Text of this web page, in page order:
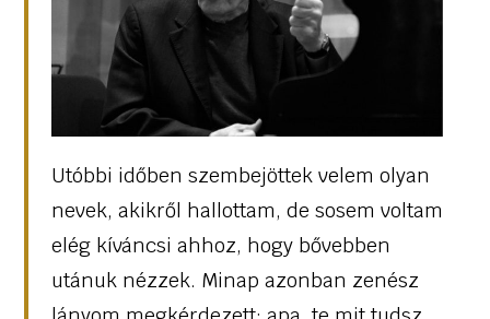
Utóbbi időben szembejöttek velem olyan
nevek, akikről hallottam, de sosem voltam
elég kíváncsi ahhoz, hogy bővebben
utánuk nézzek. Minap azonban zenész